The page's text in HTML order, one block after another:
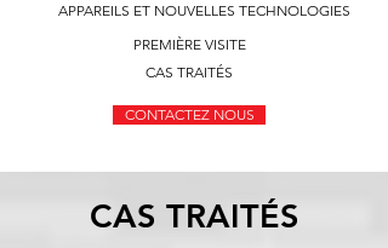
CONTACTEZ NOUS
APPAREILS ET NOUVELLES TECHNOLOGIES
PREMIÈRE VISITE
CAS TRAITÉS
CAS TRAITÉS